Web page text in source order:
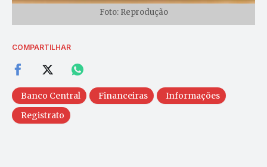
Foto: Reprodução
COMPARTILHAR
Banco Central Financeiras
Informações
Registrato